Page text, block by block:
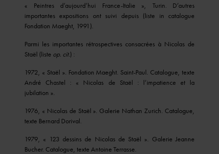
« Peintres d’aujourd’hui France-Italie », Turin. D’autres
importantes expositions ont suivi depuis (liste in catalogue
Fondation Maeght, 1991).
Parmi les importantes rétrospectives consacrées à Nicolas de
Staël (liste op. cit.) :
1972, « Staël ». Fondation Maeght. Saint-Paul. Catalogue, texte
André Chastel : « Nicolas de Staël : l’impatience et la
jubilation ».
1976, « Nicolas de Staël ». Galerie Nathan Zurich. Catalogue,
texte Bernard Dorival.
1979, « 123 dessins de Nicolas de Staël ». Galerie Jeanne
Bucher. Catalogue, texte Antoine Terrasse.